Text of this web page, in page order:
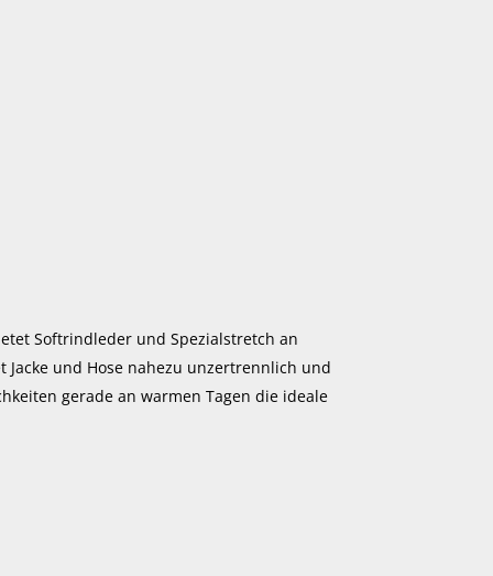
Softrindleder und Spezialstretch an
und Hose nahezu unzertrennlich und
gerade an warmen Tagen die ideale